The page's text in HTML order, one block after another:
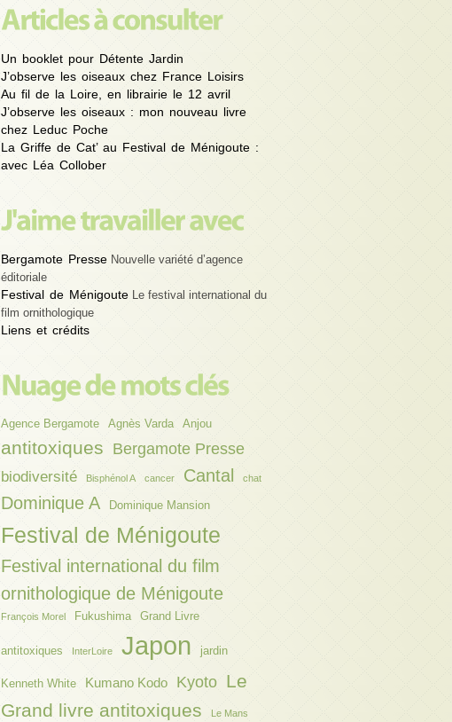
Un booklet pour Détente Jardin
J’observe les oiseaux chez France Loisirs
Au fil de la Loire, en librairie le 12 avril
J’observe les oiseaux : mon nouveau livre
chez Leduc Poche
La Griffe de Cat’ au Festival de Ménigoute :
avec Léa Collober
Bergamote Presse Nouvelle variété d’agence
éditoriale
Festival de Ménigoute Le festival international du
film ornithologique
Liens et crédits
Agence Bergamote Agnès Varda Anjou
antitoxiques Bergamote Presse
biodiversité Bisphénol A cancer Cantal chat
Dominique A Dominique Mansion
Festival de Ménigoute
Festival international du film
ornithologique de Ménigoute
François Morel Fukushima Grand Livre
antitoxiques InterLoire Japon jardin
Kenneth White Kumano Kodo Kyoto Le
Grand livre antitoxiques
Le Mans